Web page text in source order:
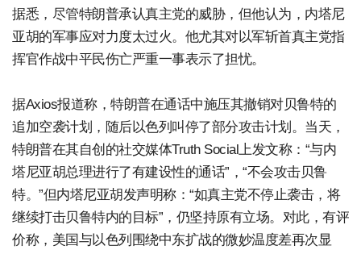
据悉，尽管特朗普承认真主党的威胁，但他认为，内塔尼
亚胡的军事应对力度太过火。他尤其对以军斩首真主党指
挥官作战中平民伤亡严重一事表示了担忧。
据Axios报道称，特朗普在通话中施压其撤销对贝鲁特的
追加空袭计划，随后以色列叫停了部分攻击计划。当天，
特朗普在其自创的社交媒体Truth Social上发文称：“与内
塔尼亚胡总理进行了有建设性的通话”，“不会攻击贝鲁
特。”但内塔尼亚胡发声明称：“如真主党不停止袭击，将
继续打击贝鲁特内的目标”，仍坚持原有立场。对此，有评
价称，美国与以色列围绕中东扩战的微妙温度差再次显